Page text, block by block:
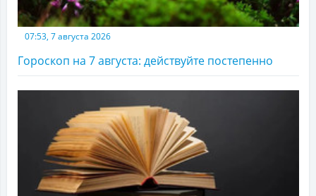
07:53, 7 августа 2026
Гороскоп на 7 августа: действуйте постепенно